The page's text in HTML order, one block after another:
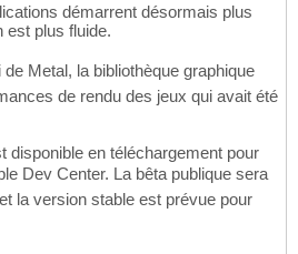
démarrent désormais plus
est plus fluide.
de Metal, la bibliothèque graphique
de rendu des jeux qui avait été
disponible en téléchargement pour
Dev Center. La bêta publique sera
la version stable est prévue pour